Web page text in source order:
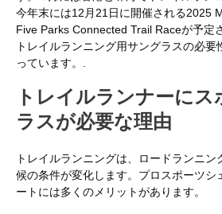
今年末には12月21日に開催される2025
Five Parks Connected Trail Raceが予定
トレイルランニング用サングラスの必要
っています。.
トレイルランナーに
ラスが必要な理由
トレイルランニングは、ロードランニ
候の条件が変化します。プロスポーツシ
ートには多くのメリットがあります。